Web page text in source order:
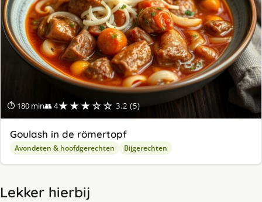
⏱ 180 min👥 4★★★☆☆ 3.2 (5)
Goulash in de römertopf
Avondeten & hoofdgerechten Bijgerechten
Lekker hierbij